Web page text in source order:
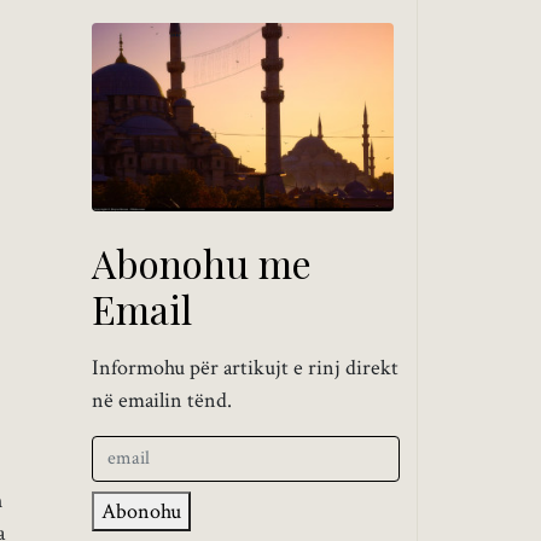
Abonohu me
Email
Informohu për artikujt e rinj direkt
në emailin tënd.
Abonohu